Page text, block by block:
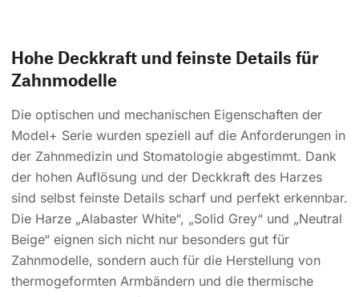
Hohe Deckkraft und feinste Details für
Zahnmodelle
Die optischen und mechanischen Eigenschaften der
Model+ Serie wurden speziell auf die Anforderungen in
der Zahnmedizin und Stomatologie abgestimmt. Dank
der hohen Auflösung und der Deckkraft des Harzes
sind selbst feinste Details scharf und perfekt erkennbar.
Die Harze „Alabaster White“, „Solid Grey“ und „Neutral
Beige“ eignen sich nicht nur besonders gut für
Zahnmodelle, sondern auch für die Herstellung von
thermogeformten Armbändern und die thermische